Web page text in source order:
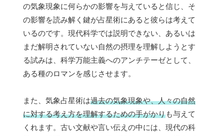
の気象現象に何らかの影響を与えていると信じ、そ
の影響を読み解く鍵が占星術にあると彼らは考えて
いるのです。現代科学では説明できない、あるいは
まだ解明されていない自然の摂理を理解しようとす
る試みは、科学万能主義へのアンチテーゼとして、
ある種のロマンを感じさせます。
また、気象占星術は過去の気象現象や、人々の自然
に対する考え方を理解するための手がかりも与えて
くれます。古い文献や言い伝えの中には、現代の科